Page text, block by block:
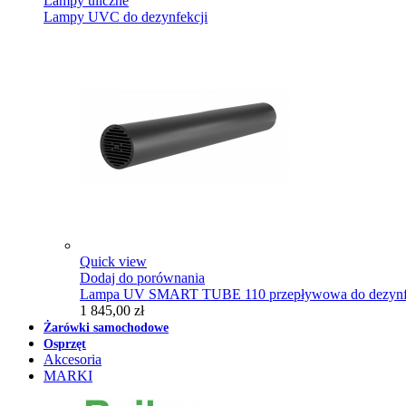
Lampy UVC do dezynfekcji
Quick view
Dodaj do porównania
Lampa UV SMART TUBE 110 przepływowa do
1 845,00 zł
Żarówki samochodowe
Osprzęt
Akcesoria
MARKI